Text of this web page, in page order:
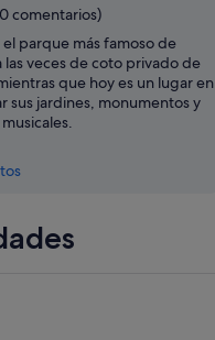
comentarios)
el parque más famoso de
las veces de coto privado de
que hoy es un lugar en
sus jardines, monumentos y